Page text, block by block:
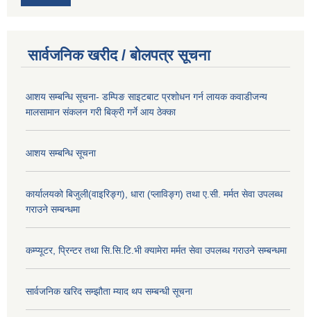
सार्वजनिक खरीद / बोलपत्र सूचना
आशय सम्बन्धि सूचना- डम्पिङ साइटबाट प्रशोधन गर्न लायक कवाडीजन्य
मालसामान संकलन गरी बिक्री गर्ने आय ठेक्का
आशय सम्बन्धि सूचना
कार्यालयको बिजुली(वाइरिङ्ग), धारा (प्लाविङ्ग) तथा ए.सी. मर्मत सेवा उपलब्ध
गराउने सम्बन्धमा
कम्प्यूटर, प्रिन्टर तथा सि.सि.टि.भी क्यामेरा मर्मत सेवा उपलब्ध गराउने सम्बन्धमा
सार्वजनिक खरिद सम्झौता म्याद थप सम्बन्धी सूचना